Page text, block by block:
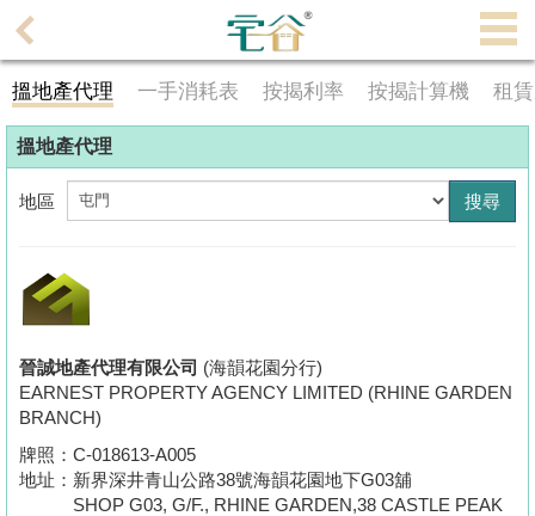
理
主
頁
樓/
交
主
放
盤
宅
搵地產代理 一手消耗表 按揭利率 按揭計算機 租
搵地產代理
地區
晉誠地產代理有限公司 (海韻花園分行)
EARNEST PROPERTY AGENCY LIMITED (RHINE GARDEN
BRANCH)
牌照： C-018613-A005
地址： 新界深井青山公路38號海韻花園地下G03舖
SHOP G03, G/F., RHINE GARDEN,38 CASTLE PEAK